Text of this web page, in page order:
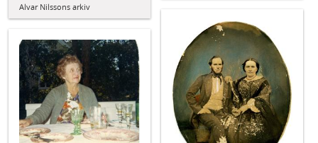
Alvar Nilssons arkiv